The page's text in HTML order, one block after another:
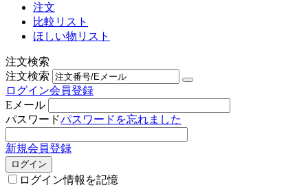
注文
比較リスト
ほしい物リスト
注文検索
注文検索
ログイン会員登録
Eメール
パスワードパスワードを忘れました
新規会員登録
ログイン
ログイン情報を記憶